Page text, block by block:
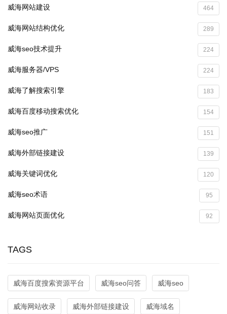
威海网站建设 464
威海网站结构优化 289
威海seo技术提升 224
威海服务器/VPS 224
威海了解搜索引擎 183
威海百度移动搜索优化 154
威海seo推广 151
威海外部链接建设 139
威海关键词优化 120
威海seo术语 95
威海网站页面优化 92
TAGS
威海百度搜索资源平台 威海seo问答 威海seo
威海网站收录 威海外部链接建设 威海域名